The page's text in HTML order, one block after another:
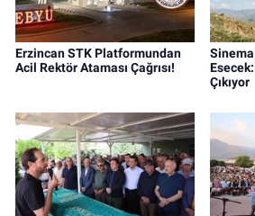
Erzincan STK Platformundan
Acil Rektör Ataması Çağrısı!
Sinema
Çıkıyor